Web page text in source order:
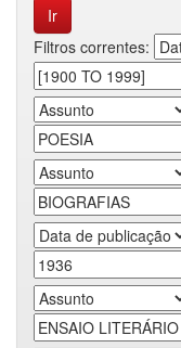
Filtros correntes: